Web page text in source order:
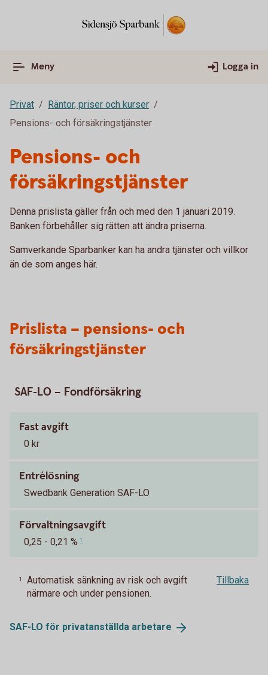
Meny Logga in
Privat
Räntor, priser och kurser
Pensions- och försäkringstjänster
Pensions- och
försäkringstjänster
Denna prislista gäller från och med den 1 januari 2019.
Banken förbehåller sig rätten att ändra priserna.
Samverkande Sparbanker kan ha andra tjänster och villkor
än de som anges här.
Prislista – pensions- och
försäkringstjänster
SAF-LO – Fondförsäkring
Fast avgift
0 kr
Entrélösning
Swedbank Generation SAF-LO
Förvaltningsavgift
0,25 - 0,21 % 1
1
Automatisk sänkning av risk och avgift
närmare och under pensionen.
Tillbaka
SAF-LO för privatanställda arbetare